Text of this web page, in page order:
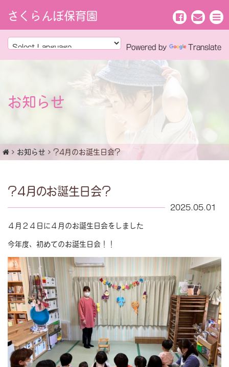
さくらんぼ保育園
Powered by Translate
お知らせ
お知らせ ?4月のお誕生日会?
?4月のお誕生日会?
2025.05.01
４月２４日に４月のお誕生日会をしました
今年度、初めてのお誕生日会！！